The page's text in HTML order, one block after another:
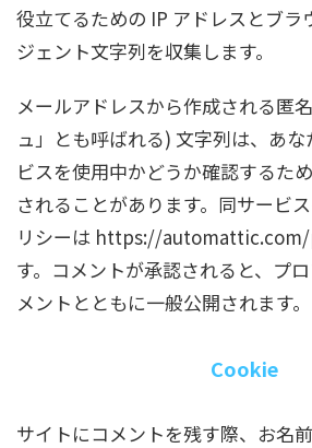
役立てるための IP アドレスとブラ
ジェント文字列を収集します。
メールアドレスから作成される匿
ュ」とも呼ばれる) 文字列は、あ
ビスを使用中かどうか確認するた
されることがあります。同サービ
リシーは https://
す。コメントが承認されると、プ
メントとともに一般公開されます。
Cookie
サイトにコメントを残す際、お名